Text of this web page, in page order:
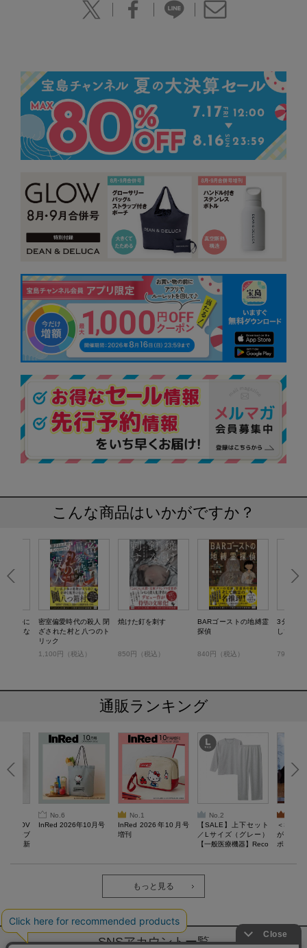
こんな商品はいかがですか？
誰かに
いはな
密室偏愛時代の殺人 閉
ざされた村と八つのト
リック
1,100円（税込）
焼けた釘を刺す
850円（税込）
BARゴーストの地縛霊
探偵
840円（税込）
3分で読
してしま
790円（
通販ランキング
LOV
ッチブ
毎日。新
No.6
InRed 2026年10月号
No.1
InRed 2026年10月号
増刊
No.2
【SALE】上下セット
／Lサイズ（グレー）
【一般医療機器】Reco
ウェア 長袖クルーネッ
ク・ロングパンツ
＜SALE
がある
ポーチ
もっと見る
SNSアカウントー覧